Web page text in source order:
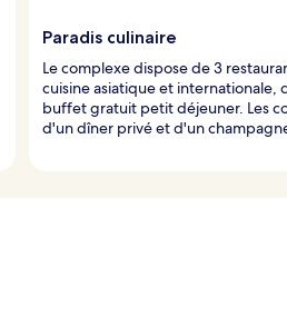
Paradis culinaire
Le complexe dispose de 3
cuisine asiatique et internationale,
buffet gratuit petit déjeuner. Les
d'un dîner privé et d'un